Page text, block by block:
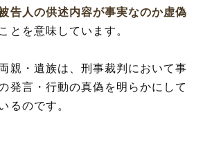
告人の供述内容が事実なのか虚偽
とを意味しています。
親・遺族は、刑事裁判において事
発言・行動の真偽を明らかにして
るのです。